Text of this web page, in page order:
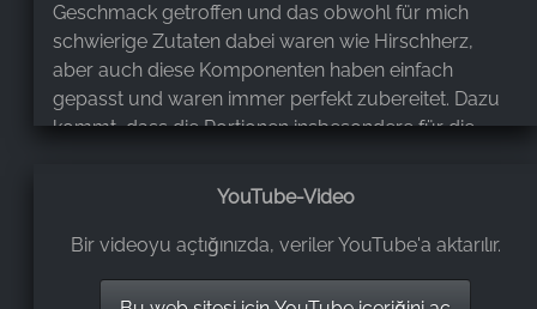
Geschmack getroffen und das obwohl für mich
schwierige Zutaten dabei waren wie Hirschherz,
aber auch diese Komponenten haben einfach
gepasst und waren immer perfekt zubereitet. Dazu
kommt, dass die Portionen insbesondere für die
kann hier wirklich nur Gutes sagen. Einfach tolle und
lang dauern. Kann den Silberstreif absolut
Schindelbruch fährt und das Silberstreif auslässt,
YouTube-Video
Bir videoyu açtığınızda, veriler YouTube'a aktarılır.